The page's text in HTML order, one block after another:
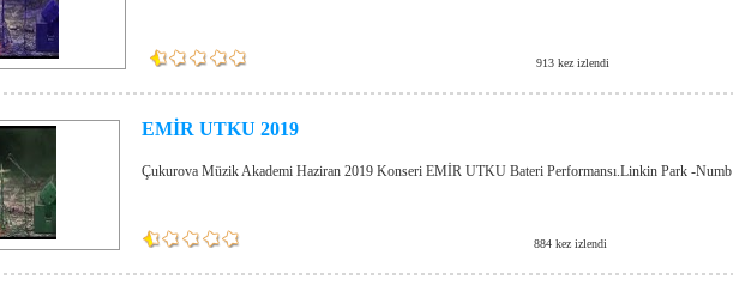
913 kez izlendi
EMİR UTKU 2019
Çukurova Müzik Akademi Haziran 2019 Konseri EMİR UTKU Bateri Performansı.Linkin Park -Numb
884 kez izlendi